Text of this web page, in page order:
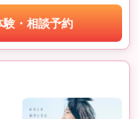
験・相談予約